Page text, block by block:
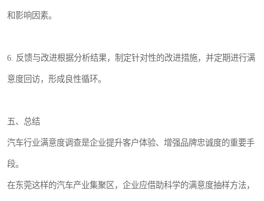
和影响因素。
6. 反馈与改进根据分析结果，制定针对性的改进措施，并定期进行满
意度回访，形成良性循环。
五、总结
汽车行业满意度调查是企业提升客户体验、增强品牌忠诚度的重要手
段。
在东莞这样的汽车产业集聚区，企业应借助科学的满意度抽样方法，